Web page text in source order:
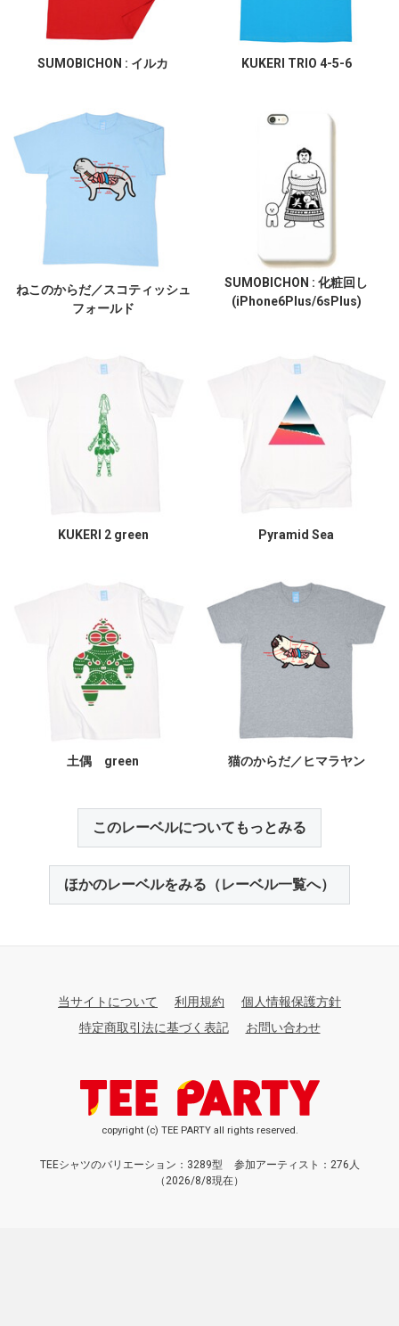
SUMOBICHON : イルカ KUKERI TRIO 4-5-6
ねこのからだ／スコティッシュ
フォールド
SUMOBICHON : 化粧回し
(iPhone6Plus/6sPlus)
KUKERI 2 green Pyramid Sea
土偶 green 猫のからだ／ヒマラヤン
このレーベルについてもっとみる
ほかのレーベルをみる（レーベル一覧へ）
当サイトについて 利用規約
個人情報保護方針
特定商取引法に基づく表記
お問い合わせ
copyright (c) TEE PARTY all rights reserved.
TEEシャツのバリエーション：3289型
参加アーティスト：276人
（2026/8/8現在）